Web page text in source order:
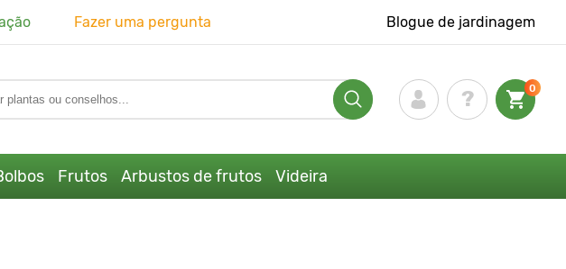
Fazer uma pergunta Blogue de jardinagem
0
Frutos Arbustos de frutos Videira